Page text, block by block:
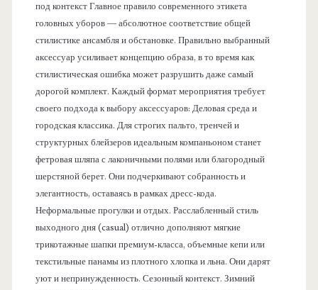
под контекст Главное правило современного этикета
головных уборов — абсолютное соответствие общей
стилистике ансамбля и обстановке. Правильно выбранный
аксессуар усиливает концепцию образа, в то время как
стилистическая ошибка может разрушить даже самый
дорогой комплект. Каждый формат мероприятия требует
своего подхода к выбору аксессуаров: Деловая среда и
городская классика. Для строгих пальто, тренчей и
структурных блейзеров идеальным компаньоном станет
фетровая шляпа с лаконичными полями или благородный
шерстяной берет. Они подчеркивают собранность и
элегантность, оставаясь в рамках дресс-кода.
Неформальные прогулки и отдых. Расслабленный стиль
выходного дня (casual) отлично дополняют мягкие
трикотажные шапки премиум-класса, объемные кепи или
текстильные панамы из плотного хлопка и льна. Они дарят
уют и непринужденность. Сезонный контекст. Зимний